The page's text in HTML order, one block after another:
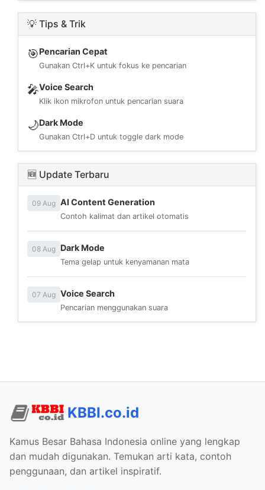
💡 Tips & Trik
🎯Pencarian Cepat
Gunakan Ctrl+K untuk fokus ke pencarian
🎤Voice Search
Klik ikon mikrofon untuk pencarian suara
🌙Dark Mode
Gunakan Ctrl+D untuk toggle dark mode
🆕 Update Terbaru
09 Aug AI Content Generation
Contoh kalimat dan artikel otomatis
08 Aug Dark Mode
Tema gelap untuk kenyamanan mata
07 Aug Voice Search
Pencarian menggunakan suara
KBBI.co.id
Kamus Besar Bahasa Indonesia online yang lengkap
dan mudah digunakan. Temukan arti kata, contoh
penggunaan, dan artikel inspiratif.